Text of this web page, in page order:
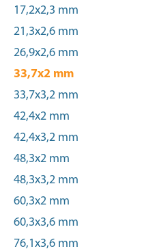
17,2x2,3 mm
21,3x2,6 mm
26,9x2,6 mm
33,7x2 mm
33,7x3,2 mm
42,4x2 mm
42,4x3,2 mm
48,3x2 mm
48,3x3,2 mm
60,3x2 mm
60,3x3,6 mm
76,1x3,6 mm